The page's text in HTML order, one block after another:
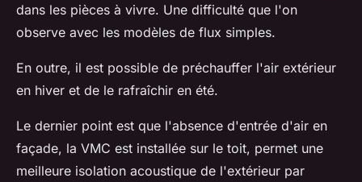
dans les pièces à vivre. Une difficulté que l'on
observe avec les modèles de flux simples.
En outre, il est possible de préchauffer l'air extérieur
en hiver et de le rafraîchir en été.
Le dernier point est que l'absence d'entrée d'air en
façade, la VMC est installée sur le toit, permet une
meilleure isolation acoustique de l'extérieur par